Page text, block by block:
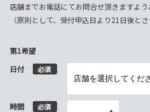
店舗までお電話にてお問合せ頂きますよう
（原則として、受付申込日より21日後と
第1希望
日付
必須
時間 必須